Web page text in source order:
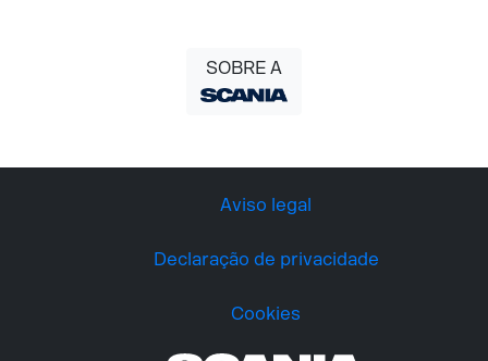
SOBRE A
Aviso legal
Declaração de privacidade
Cookies